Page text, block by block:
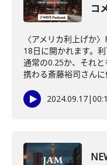
コ
〈アメリカ利上げか
18日に開かれます。
通常の0.25か、それ
携わる斎藤裕司さんに
2024.09.17|